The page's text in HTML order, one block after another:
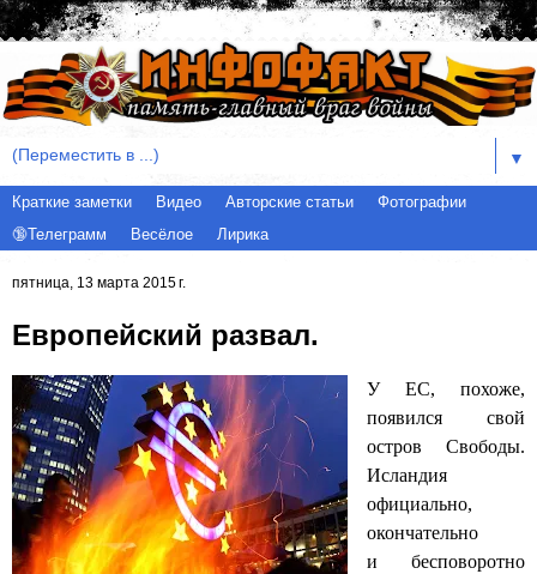
▼
Краткие заметки Видео Авторские статьи
Фотографии
🔞Телеграмм
Весёлое Лирика
пятница, 13 марта 2015 г.
Европейский развал.
У ЕС, похоже,
появился свой
остров Свободы.
Исландия
официально,
окончательно
и бесповоротно